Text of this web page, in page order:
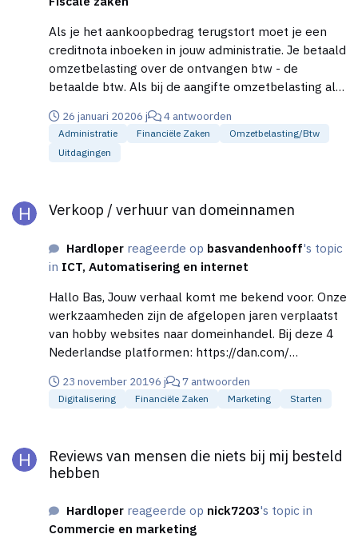
Als je het aankoopbedrag terugstort moet je een
creditnota inboeken in jouw administratie. Je betaald
omzetbelasting over de ontvangen btw - de
betaalde btw. Als bij de aangifte omzetbelasting alle
Leveringen/diensten naar / uit het buitenland, lijkt
mij dit niet nodig.
26 januari 20206 j 4 antwoorden
Administratie Financiële Zaken
Omzetbelasting/btw
Uitdagingen
Verkoop / verhuur van domeinnamen
Hardloper reageerde op basvandenhooff's topic
in ICT, Automatisering en internet
Hallo Bas, Jouw verhaal komt me bekend voor. Onze
werkzaamheden zijn de afgelopen jaren verplaatst
van hobby websites naar domeinhandel. Bij deze 4
Nederlandse platformen: https://dan.com/
https://www.domeinstock.nl/
http://domeinmarktplaats.nl/
23 november 20196 j 7 antwoorden
Digitalisering Financiële Zaken Marketing Starten
Reviews van mensen die niets bij mij besteld
hebben
Hardloper reageerde op nick7203's topic in
Commercie en marketing